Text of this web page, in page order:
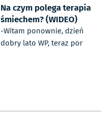
Na czym polega terapia
śmiechem? (WIDEO)
-Witam ponownie, dzień
dobry lato WP, teraz por